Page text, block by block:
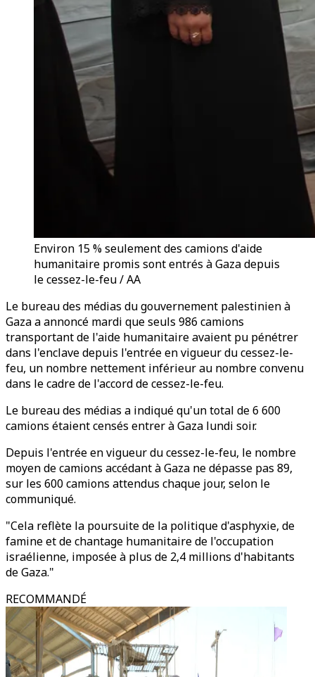
Environ 15 % seulement des camions d'aide
humanitaire promis sont entrés à Gaza depuis
le cessez-le-feu / AA
Le bureau des médias du gouvernement palestinien à
Gaza a annoncé mardi que seuls 986 camions
transportant de l'aide humanitaire avaient pu pénétrer
dans l'enclave depuis l'entrée en vigueur du cessez-le-
feu, un nombre nettement inférieur au nombre convenu
dans le cadre de l'accord de cessez-le-feu.
Le bureau des médias a indiqué qu'un total de 6 600
camions étaient censés entrer à Gaza lundi soir.
Depuis l'entrée en vigueur du cessez-le-feu, le nombre
moyen de camions accédant à Gaza ne dépasse pas 89,
sur les 600 camions attendus chaque jour, selon le
communiqué.
"Cela reflète la poursuite de la politique d'asphyxie, de
famine et de chantage humanitaire de l'occupation
israélienne, imposée à plus de 2,4 millions d'habitants
de Gaza."
RECOMMANDÉ